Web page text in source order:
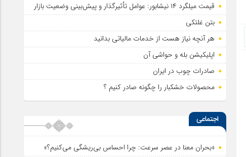
قیمت میلگرد ۱۴ نیشابور: عوامل تأثیرگذار و پیش‌بینی وضعیت بازار
بتن غلتکی
هر آنچه نیاز هست از خدمات مالیاتی بدانید
اپلیکیشن بله و حواشی آن
صادرات چوب در ایران
محصولات خشکبار را چگونه صادر کنیم ؟
اجتماعی
«بحران معنا در عصر سرعت: چرا احساس بی‌ریشگی می‌کنیم؟»